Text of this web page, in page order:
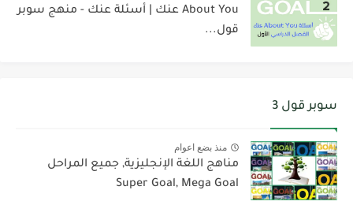
About You عنك | أسئلة عنك - منهج سوبر
قول...
سوبر قول 3
منذ بضع اعوام
مناهج اللغة الإنجليزية, جميع المراحل
Super Goal, Mega Goal